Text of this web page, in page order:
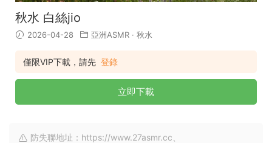
秋水 白絲jio
2026-04-28 亞洲ASMR · 秋水
僅限VIP下載，請先 登錄
立即下載
防失聯地址：https://www.27asmr.cc、